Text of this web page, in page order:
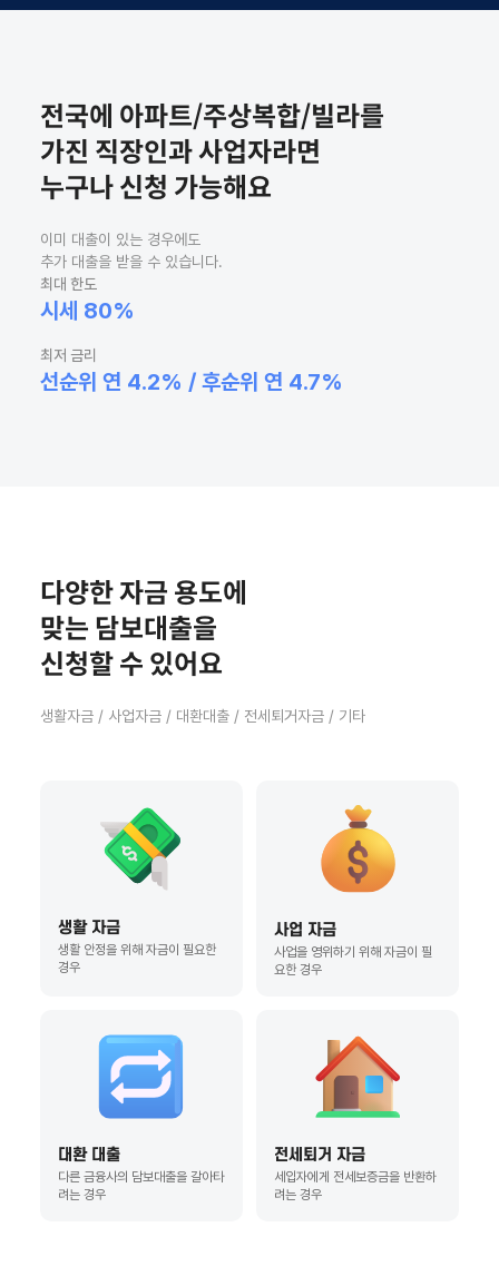
전국에 아파트/주상복합/빌라를
가진 직장인과 사업자라면
누구나 신청 가능해요
이미 대출이 있는 경우에도
추가 대출을 받을 수 있습니다.
최대 한도
시세 80%
최저 금리
선순위 연 4.2% / 후순위 연 4.7%
다양한 자금 용도에
맞는 담보대출을
신청할 수 있어요
생활자금 / 사업자금 / 대환대출 / 전세퇴거자금 / 기타
생활 자금
생활 안정을 위해 자금이 필요한
경우
사업 자금
사업을 영위하기 위해 자금이 필
요한 경우
대환 대출
다른 금융사의 담보대출을 갈아타
려는 경우
전세퇴거 자금
세입자에게 전세보증금을 반환하
려는 경우